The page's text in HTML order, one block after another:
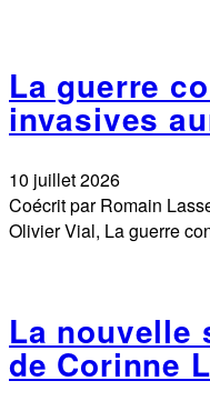
La guerre
invasives
10 juillet 2026
Coécrit par Romain
Olivier Vial, La guerre
La nouvelle
de Corinne